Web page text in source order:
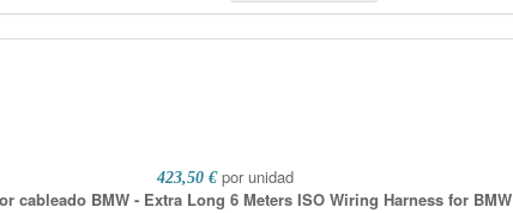
423,50 € por unidad
cableado BMW - Extra Long 6 Meters ISO Wiring Harness for BMW